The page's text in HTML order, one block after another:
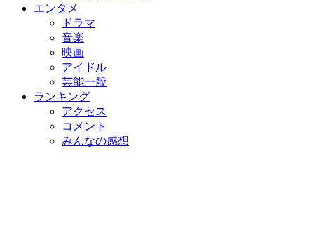
エンタメ
ドラマ
音楽
映画
アイドル
芸能一般
ランキング
アクセス
コメント
みんなの感想